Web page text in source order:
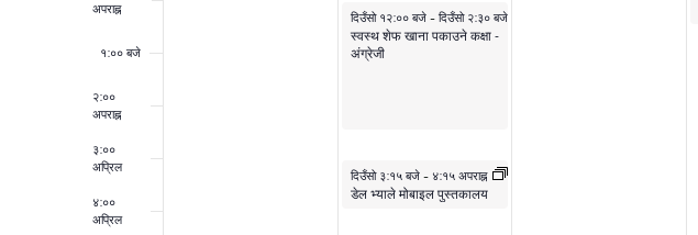
अपराह्न
१:०० बजे
२:००
अपराह्न
३:००
अप्रिल
४:००
अप्रिल
मार्च ३०, २०२६
दिउँसो १२:०० बजे - दिउँसो २:३० बजे
स्वस्थ शेफ खाना पकाउने कक्षा -
अंग्रेजी
मार्च ३०, २०२६
दिउँसो ३:१५ बजे - ४:१५ अपराह्न
डेल भ्याले मोबाइल पुस्तकालय